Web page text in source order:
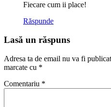
Fiecare cum ii place!
Răspunde
Lasă un răspuns
Adresa ta de email nu va fi
marcate cu *
Comentariu *